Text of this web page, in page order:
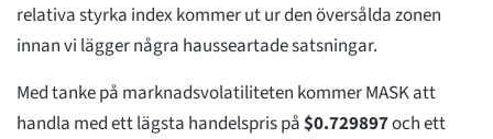
relativa styrka index kommer ut ur den översålda zonen
innan vi lägger några hausseartade satsningar.
Med tanke på marknadsvolatiliteten kommer MASK att
handla med ett lägsta handelspris på$0.729897och ett